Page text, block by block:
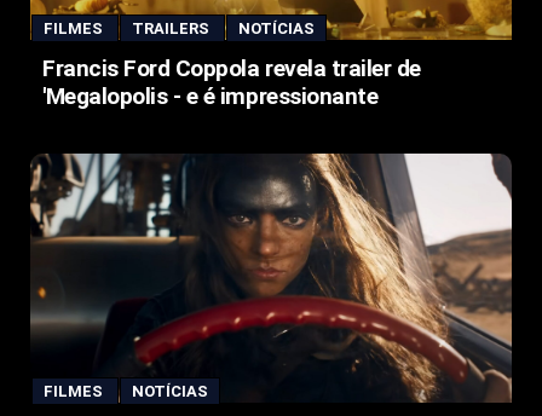
FILMES TRAILERS NOTÍCIAS
Francis Ford Coppola revela trailer de
'Megalopolis - e é impressionante
FILMES NOTÍCIAS